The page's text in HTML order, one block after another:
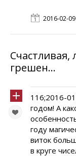
2016-02-
грешен...
116;2016-
годом! А
году
виток
в круге